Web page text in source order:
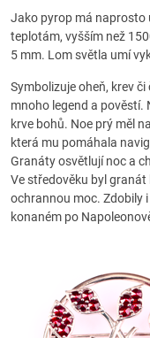
Jako pyrop má naprosto
teplotám, vyšším než
5 mm. Lom světla umí
Symbolizuje oheň, krev
mnoho legend a pověstí.
krve bohů. Noe prý měl
která mu pomáhala
Granáty osvětlují noc a
Ve středověku byl
ochrannou moc. Zdobily
konaném po